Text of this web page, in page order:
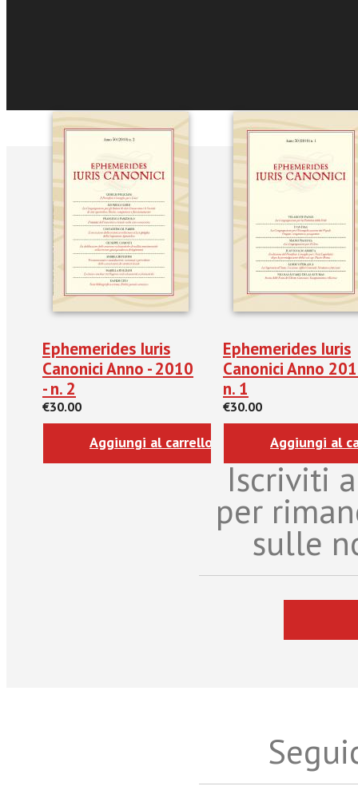
Ephemerides Iuris
Canonici Anno - 2010
- n. 2
€30.00
Aggiungi al carrello
Ephemerides Iuris
Canonici Anno
n. 1
€30.00
Aggiungi al
Iscriviti
per
sulle